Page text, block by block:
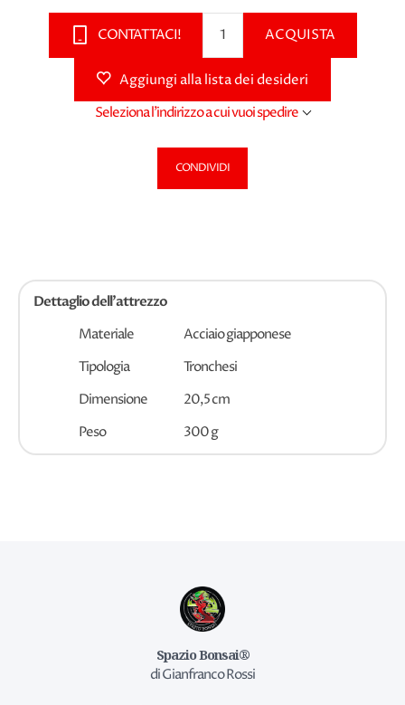
CONTATTACI! ACQUISTA
Aggiungi alla lista dei desideri
Seleziona l'indirizzo a cui vuoi spedire
CONDIVIDI
Dettaglio dell'attrezzo
Materiale
Acciaio giapponese
Tipologia
Tronchesi
Dimensione
20,5 cm
Peso
300 g
Spazio Bonsai®
di Gianfranco Rossi